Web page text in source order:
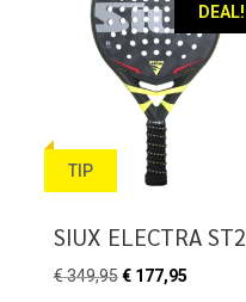
DEAL!
TIP
SIUX ELECTRA ST2
€349,95 Oorspronkelijke
€177,95Huidige